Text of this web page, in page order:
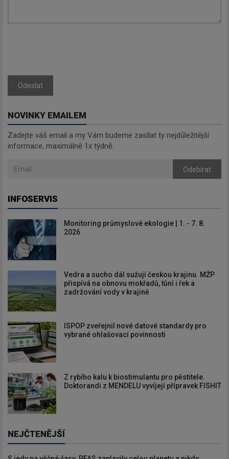
Odeslat
NOVINKY EMAILEM
Zadejte váš email a my Vám budeme zasílat ty nejdůležitější
informace, maximálně 1x týdně.
Odebírat
INFOSERVIS
Monitoring průmyslové ekologie | 1. - 7. 8.
2026
Vedra a sucho dál sužují českou krajinu. MŽP
přispívá na obnovu mokřadů, tůní i řek a
zadržování vody v krajině
ISPOP zveřejnil nové datové standardy pro
vybrané ohlašovací povinnosti
Z rybího kalu k biostimulantu pro pěstitele.
Doktorandi z MENDELU vyvíjejí přípravek FISHIT
NEJČTENĚJŠÍ